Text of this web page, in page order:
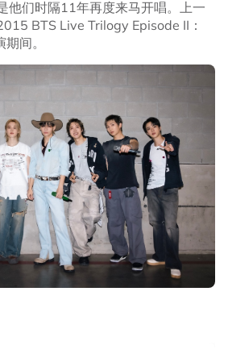
他们时隔11年再度来马开唱。上一
BTS Live Trilogy Episode II：
间。